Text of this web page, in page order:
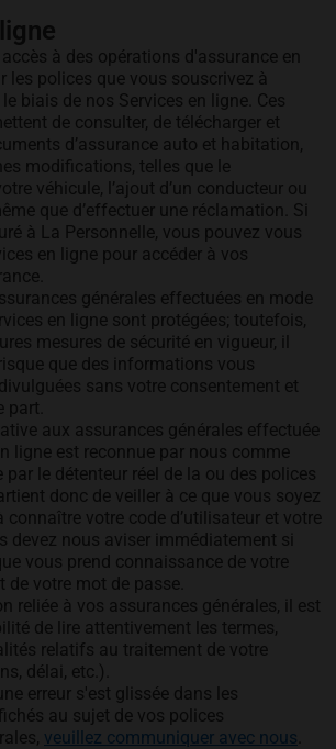
à des opérations d'assurance en
les polices que vous souscrivez à
biais de nos Services en ligne. Ces
de consulter, de télécharger et
d’assurance auto et habitation,
modifications, telles que le
véhicule, l’ajout d’un conducteur ou
que d’effectuer une réclamation. Si
à La Personnelle, vous pouvez vous
en ligne pour accéder à vos
générales effectuées en mode
en ligne sont protégées; toutefois,
mesures de sécurité en vigueur, il
que des informations vous
sans votre consentement et
part.
aux assurances générales effectuée
ligne est reconnue par nous comme
le détenteur réel de la ou des polices
donc de veiller à ce que vous soyez
connaître votre code d’utilisateur et votre
devez nous aviser immédiatement si
vous prend connaissance de votre
de votre mot de passe.
reliée à vos assurances générales, il est
de lire attentivement les termes,
relatifs au traitement de votre
délai, etc.).
erreur s'est glissée dans les
au sujet de vos polices
veuillez communiquer avec nous